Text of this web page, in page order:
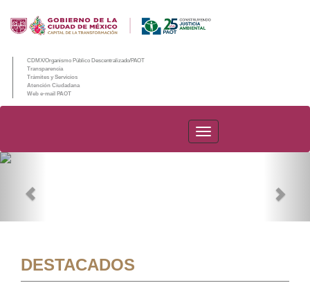
CDMX/Organismo Público Descentralizado/PAOT
Transparencia
Trámites y Servicios
Atención Ciudadana
Web e-mail PAOT
PAOT
DESTACADOS